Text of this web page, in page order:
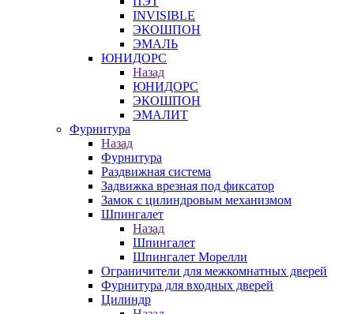
INVISIBLE
ЭКОШПОН
ЭМАЛЬ
ЮНИДОРС
Назад
ЮНИДОРС
ЭКОШПОН
ЭМАЛИТ
Фурнитура
Назад
Фурнитура
Раздвижная система
Задвижка врезная под фиксатор
Замок с цилиндровым механизмом
Шпингалет
Назад
Шпингалет
Шпингалет Морелли
Ограничители для межкомнатных дверей
Фурнитура для входных дверей
Цилиндр